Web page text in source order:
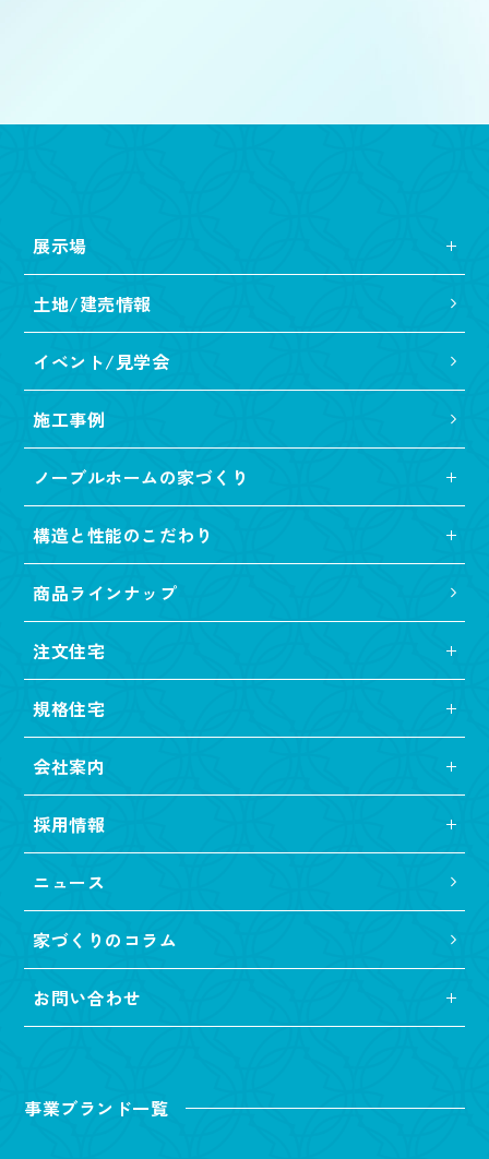
展示場
土地/建売情報
イベント/見学会
施工事例
ノーブルホームの家づくり
構造と性能のこだわり
商品ラインナップ
注文住宅
規格住宅
会社案内
採用情報
ニュース
家づくりのコラム
お問い合わせ
事業ブランド一覧